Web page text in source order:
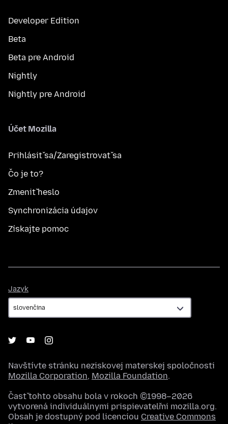
Developer Edition
Beta
Beta pre Android
Nightly
Nightly pre Android
Účet Mozilla
Prihlásiť sa/Zaregistrovať sa
Čo je to?
Zmeniť heslo
Synchronizácia údajov
Získajte pomoc
Jazyk
Navštívte stránku neziskovej materskej spoločnosti
Mozilla Corporation, Mozilla Foundation.
Časť tohto obsahu bola v rokoch ©1998–2026
vytvorená individuálnymi prispievateľmi mozilla.org.
Obsah je dostupný pod licenciou Creative Commons